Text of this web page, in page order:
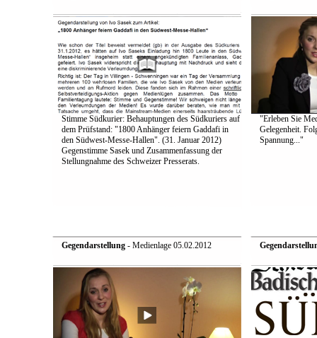
Stimme Südkurier: Behauptungen des Südkuriers auf
dem Prüfstand: "1800 Anhänger feiern Gaddafi in
den Südwest-Messe-Hallen". (31. Januar 2012)
Gegenstimme Sasek und Zusammenfassung der
Stellungnahme des Schweizer Presserats.
"Erleben Sie
Gelegenheit.
Spannung..."
Gegendarstellung- Medienlage 05.02.2012